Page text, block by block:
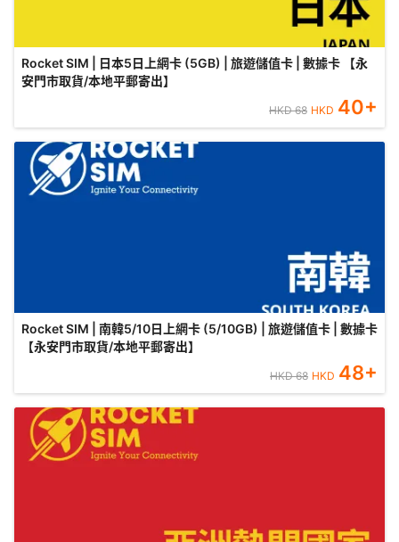
Rocket SIM | 日本5日上網卡 (5GB) | 旅遊儲值卡 | 數據卡 【永
安門市取貨/本地平郵寄出】
HKD68 HKD 40+
Rocket SIM | 南韓5/10日上網卡 (5/10GB) | 旅遊儲值卡 | 數據卡
【永安門市取貨/本地平郵寄出】
HKD68 HKD 48+